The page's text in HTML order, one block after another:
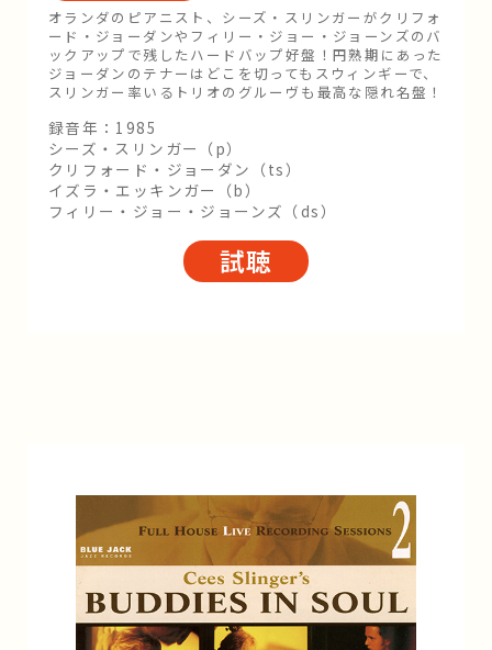
オランダのピアニスト、シーズ・スリンガーがクリフォ
ード・ジョーダンやフィリー・ジョー・ジョーンズのバ
ックアップで残したハードバップ好盤！円熟期にあった
ジョーダンのテナーはどこを切ってもスウィンギーで、
スリンガー率いるトリオのグルーヴも最高な隠れ名盤！
録音年：1985
シーズ・スリンガー（p）
クリフォード・ジョーダン（ts）
イズラ・エッキンガー（b）
フィリー・ジョー・ジョーンズ（ds）
試聴